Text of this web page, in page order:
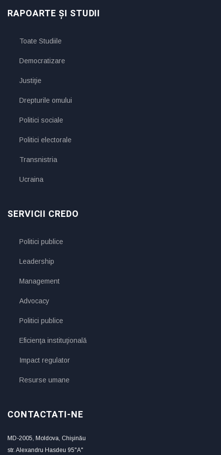
RAPOARTE ȘI STUDII
Toate Studiile
Democratizare
Justiţie
Drepturile omului
Politici sociale
Politici electorale
Transnistria
Ucraina
SERVICII CREDO
Politici publice
Leadership
Management
Advocacy
Politici publice
Eficienţa instituţională
Impact regulator
Resurse umane
CONTACTATI-NE
MD-2005, Moldova, Chişinău
str. Alexandru Hasdeu 95"A"